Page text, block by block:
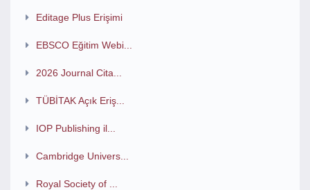
Editage Plus Erişimi
EBSCO Eğitim Webi...
2026 Journal Cita...
TÜBİTAK Açık Eriş...
IOP Publishing il...
Cambridge Univers...
Royal Society of ...